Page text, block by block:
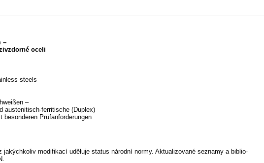
–
oceli
steels
–
austenitisch-ferritische (Duplex)
besonderen Prüfanforderungen
modifikací uděluje status národní normy. Aktualizované seznamy a biblio-